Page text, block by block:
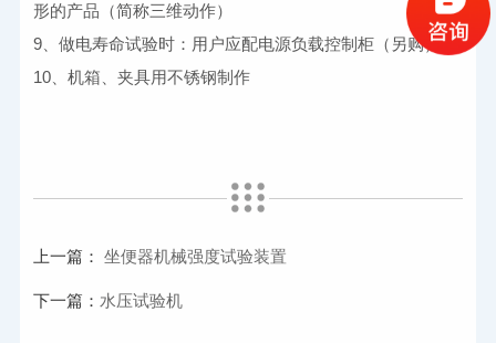
形的产品（简称三维动作）
9、做电寿命试验时：用户应配电源负载控制柜（另购）。
10、机箱、夹具用不锈钢制作
上一篇：坐便器机械强度试验装置
下一篇： 水压试验机